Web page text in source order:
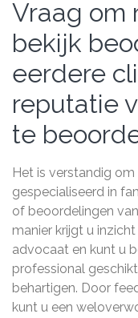
Vraag om
bekijk
eerdere
reputatie
te
Het is verstandig
gespecialiseerd in
of beoordelingen
manier krijgt u
advocaat en kunt u
professional
behartigen. Door
kunt u een